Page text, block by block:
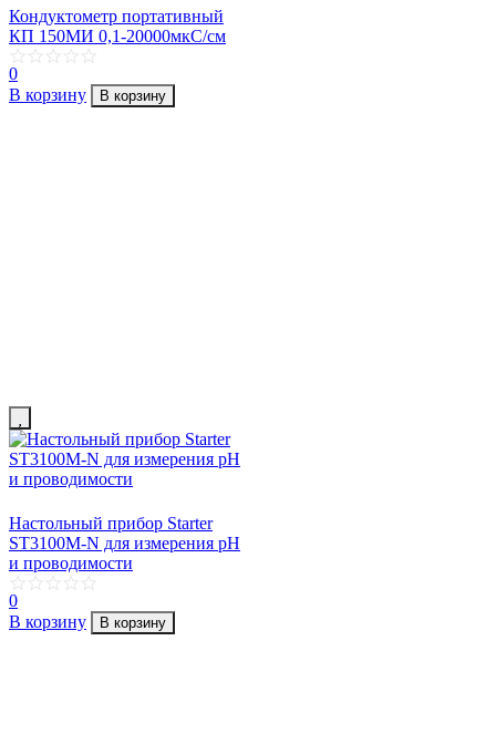
Кондуктометр портативный
КП 150МИ 0,1-20000мкС/см
0
В корзину
В корзину
Настольный прибор Starter
ST3100M-N для измерения pH
и проводимости
0
В корзину
В корзину